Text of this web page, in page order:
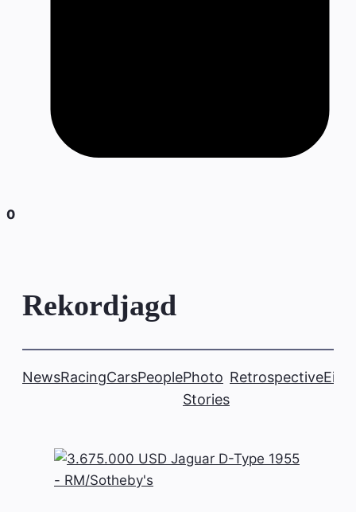
0
Rekordjagd
NewsRacingCarsPeoplePhoto
Stories
Retrospective